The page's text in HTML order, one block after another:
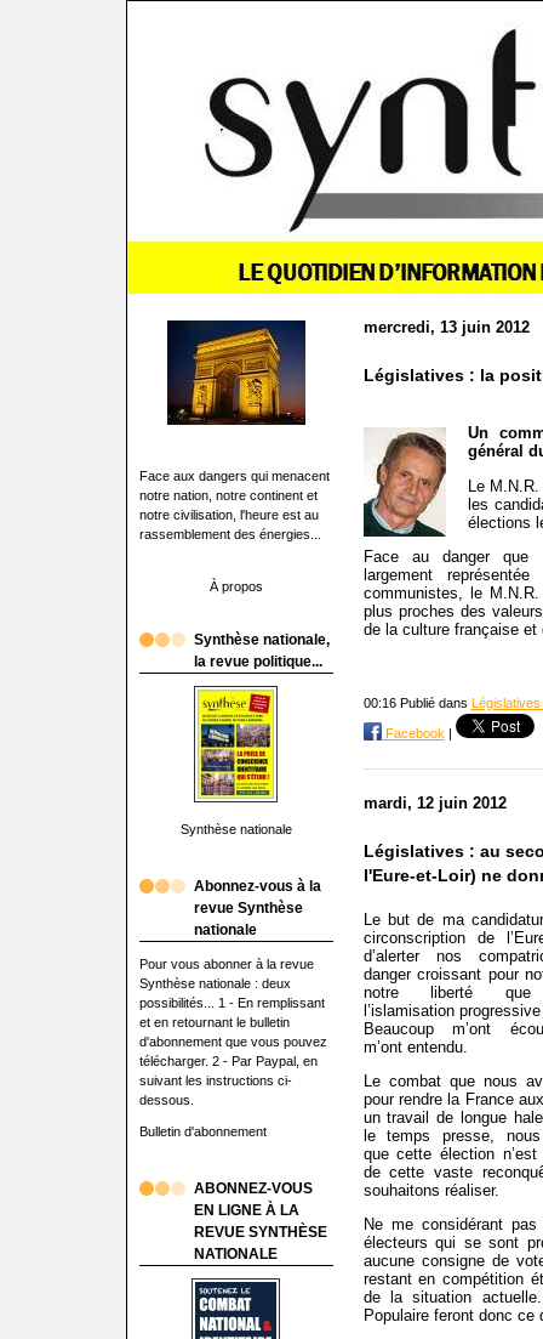
Face aux dangers qui menacent
notre nation, notre continent et
notre civilisation, l'heure est au
rassemblement des énergies...
À propos
Synthèse nationale,
la revue politique...
Synthèse nationale
Abonnez-vous à la
revue Synthèse
nationale
Pour vous abonner à la revue
Synthèse nationale : deux
possibilités... 1 - En remplissant
et en retournant le bulletin
d'abonnement que vous pouvez
télécharger. 2 - Par Paypal, en
suivant les instructions ci-
dessous.
Bulletin d'abonnement
ABONNEZ-VOUS
EN LIGNE À LA
REVUE SYNTHÈSE
NATIONALE
mercredi, 13 juin 2012
Législatives : la
Un
général
Le
les
élections
Face au danger que
largement
communistes, le
plus proches des
de la culture française et
00:16 Publié dans Législatives
Facebook |
mardi, 12 juin 2012
Législatives : au
l'Eure-et-Loir) ne
Le but de ma
circonscription de
d’alerter nos
danger croissant pour
notre liberté que
l’islamisation
Beaucoup m’ont
m’ont entendu.
Le combat que nous
pour rendre la France
un travail de longue
le temps presse,
que cette élection n’est
de cette vaste
souhaitons réaliser.
Ne me considérant
électeurs qui se sont
aucune consigne de
restant en compétition
de la situation
Populaire feront donc ce